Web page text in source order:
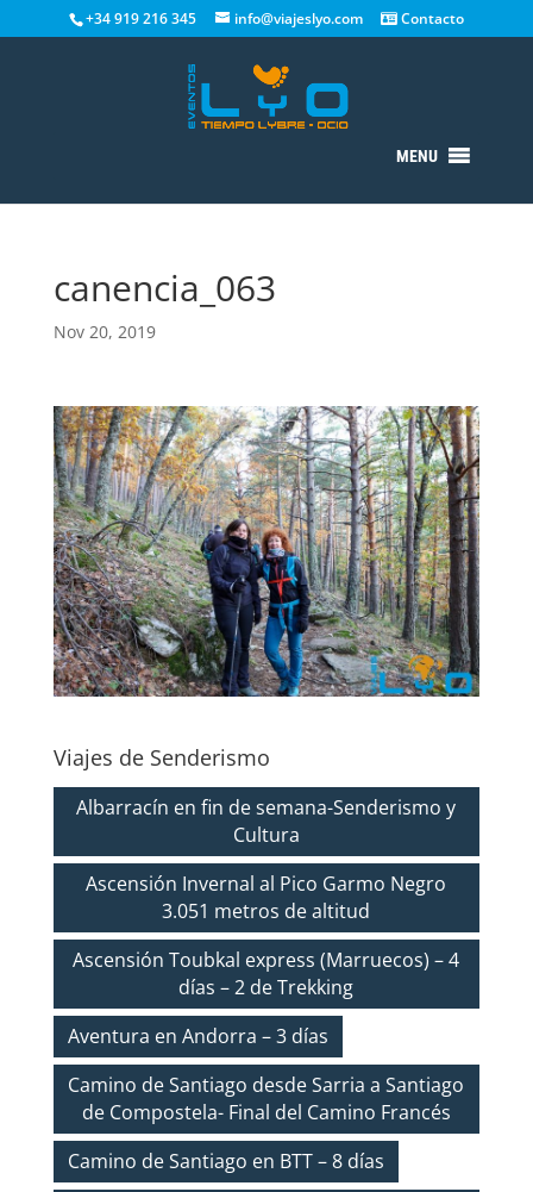
+34 919 216 345 info@viajeslyo.com Contacto
MENU
canencia_063
Nov 20, 2019
Viajes de Senderismo
Albarracín en fin de semana-Senderismo y
Cultura
Ascensión Invernal al Pico Garmo Negro
3.051 metros de altitud
Ascensión Toubkal express (Marruecos) – 4
días – 2 de Trekking
Aventura en Andorra – 3 días
Camino de Santiago desde Sarria a Santiago
de Compostela- Final del Camino Francés
Camino de Santiago en BTT – 8 días